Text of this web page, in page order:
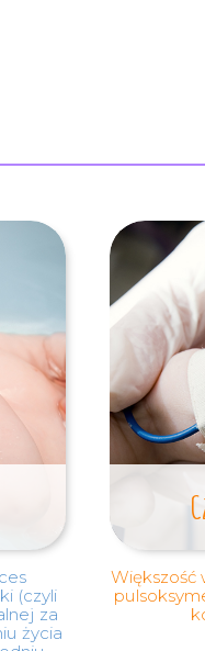
(czyli
za
życia
Większość